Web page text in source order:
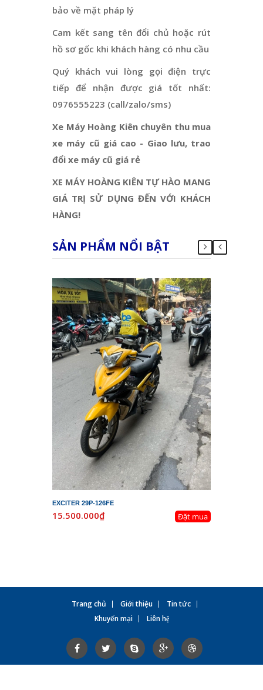
bảo về mặt pháp lý
Cam kết sang tên đổi chủ hoặc rút
hồ sơ gốc khi khách hàng có nhu cầu
Quý khách vui lòng gọi điện trực
tiếp để nhận được giá tốt nhất:
0976555223 (call/zalo/sms)
Xe Máy Hoàng Kiên chuyên thu mua
xe máy cũ giá cao - Giao lưu, trao
đổi xe máy cũ giá rẻ
XE MÁY HOÀNG KIÊN TỰ HÀO MANG
GIÁ TRỊ SỬ DỤNG ĐẾN VỚI KHÁCH
HÀNG!
SẢN PHẨM NỔI BẬT
EXCITER 29P-126FE
15.500.000₫ Đặt mua
Trang chủ Giới thiệu
Tin tức
Khuyến mại
Liên hệ